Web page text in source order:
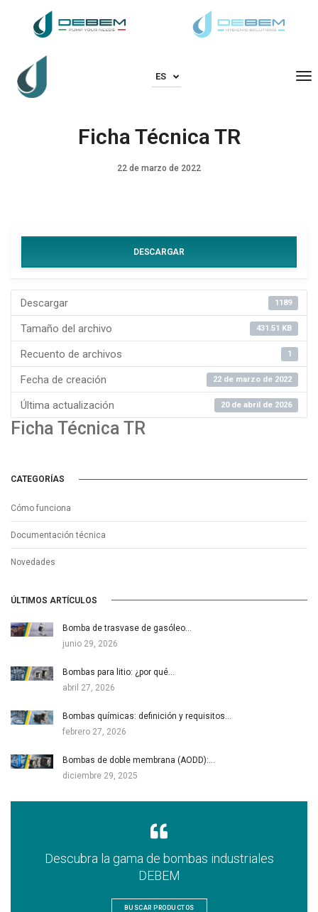
ES
Ficha Técnica TR
22 de marzo de 2022
DESCARGAR
Descargar 1189
Tamaño del archivo 431.51 KB
Recuento de archivos 1
Fecha de creación 22 de marzo de 2022
Última actualización 20 de abril de 2026
Ficha Técnica TR
CATEGORÍAS
Cómo funciona
Documentación técnica
Novedades
ÚLTIMOS ARTÍCULOS
Bomba de trasvase de gasóleo…
junio 29, 2026
Bombas para litio: ¿por qué…
abril 27, 2026
Bombas químicas: definición y requisitos…
febrero 27, 2026
Bombas de doble membrana (AODD):…
diciembre 29, 2025
Descubra la gama de bombas industriales
DEBEM
BUSCAR PRODUCTOS